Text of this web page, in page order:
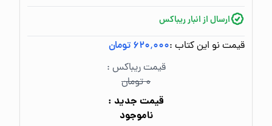
ارسال از انبار ریباکس
قیمت نو این کتاب :۶۲۰٬۰۰۰ تومان
قیمت ریباکس :
۰ تومان
قیمت جدید :
ناموجود